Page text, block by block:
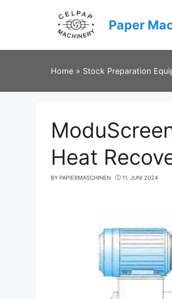
Paper
Home » Stock Preparation
Heat
BY PAPIERMASCHINEN 11. JUNI 2024